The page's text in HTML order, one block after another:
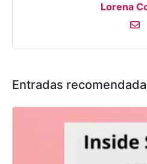
Lorena
Entradas